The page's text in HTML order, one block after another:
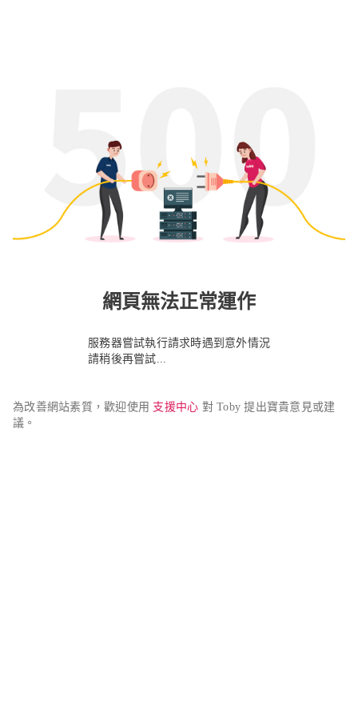
網頁無法正常運作
服務器嘗試執行請求時遇到意外情況
請稍後再嘗試...
為改善網站素質，歡迎使用 支援中心 對 Toby 提出寶貴意見或建
議。